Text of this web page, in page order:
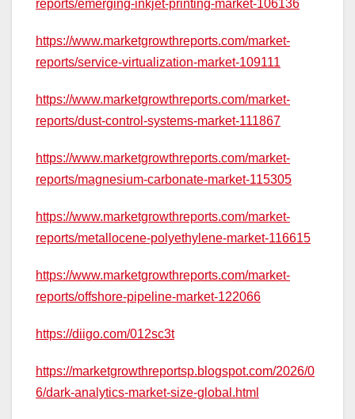
reports/emerging-inkjet-printing-market-106136
https://www.marketgrowthreports.com/market-
reports/service-virtualization-market-109111
https://www.marketgrowthreports.com/market-
reports/dust-control-systems-market-111867
https://www.marketgrowthreports.com/market-
reports/magnesium-carbonate-market-115305
https://www.marketgrowthreports.com/market-
reports/metallocene-polyethylene-market-116615
https://www.marketgrowthreports.com/market-
reports/offshore-pipeline-market-122066
https://diigo.com/012sc3t
https://marketgrowthreportsp.blogspot.com/2026/0
6/dark-analytics-market-size-global.html